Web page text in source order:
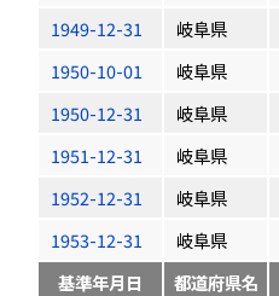
1949-12-31
岐阜県
1950-10-01
岐阜県
1950-12-31
岐阜県
1951-12-31
岐阜県
1952-12-31
岐阜県
1953-12-31
岐阜県
基準年月日
都道府県名